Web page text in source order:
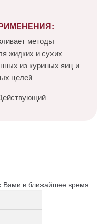
методы
жидких и сухих
из куриных яиц и
целей
в ближайшее время